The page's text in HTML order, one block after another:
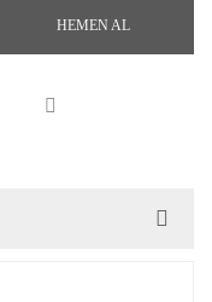
HEMEN AL